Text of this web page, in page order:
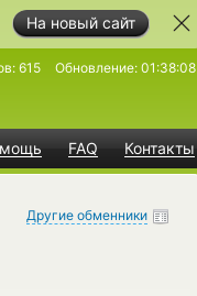
На новый сайт
FAQ Контакты
615 Обновление: 01:38:08
Другие обменники